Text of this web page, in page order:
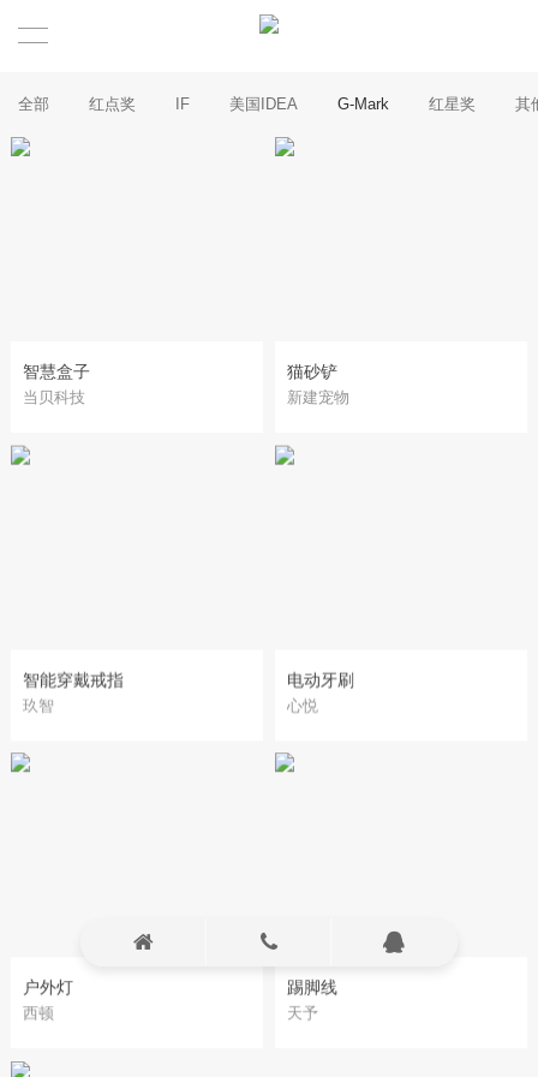
智慧盒子
当贝科技
猫砂铲
新建宠物
智能穿戴戒指
玖智
电动牙刷
心悦
户外灯
西顿
踢脚线
天予
全部 红点奖 IF 美国IDEA G-Mark 红星奖 其